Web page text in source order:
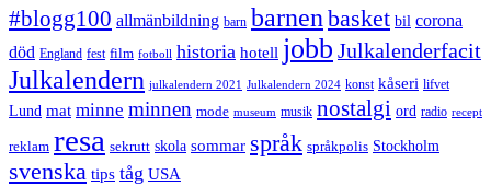
#blogg100 allmänbildning barn barnen basket bil corona
död England fest film fotboll historia hotell jobb Julkalenderfacit
Julkalendern julkalendern 2021 Julkalendern 2024 konst kåseri lifvet
Lund mat minne minnen mode museum musik nostalgi ord radio recept
reklam resa sekrutt skola sommar språk språkpolis Stockholm
svenska tips tåg USA